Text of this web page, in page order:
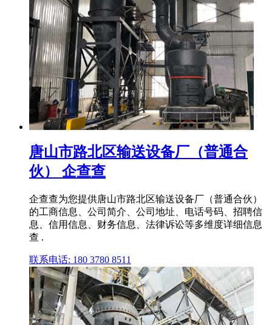
唐山市路北区输送设备厂（普通合
伙） 企查查
企查查为您提供唐山市路北区输送设备厂（普通合伙）
的工商信息、公司简介、公司地址、电话号码、招聘信
息、信用信息、财务信息、法律诉讼等多维度详细信息
查 .
联系电话: 180 3780 8511